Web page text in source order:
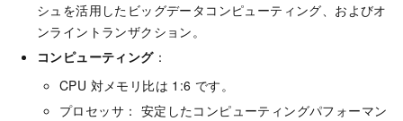
シュを活用したビッグデータコンピューティング、およびオ
ンライントランザクション。
コンピューティング：
CPU 対メモリ比は 1:6 です。
プロセッサ： 安定したコンピューティングパフォーマン